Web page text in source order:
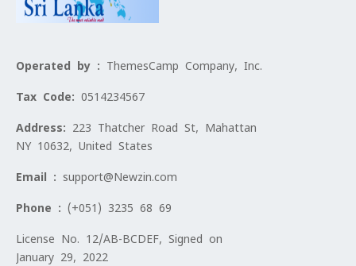
Operated by : ThemesCamp Company, Inc.
Tax Code: 0514234567
Address: 223 Thatcher Road St, Mahattan
NY 10632, United States
Email : support@Newzin.com
Phone : (+051) 3235 68 69
License No. 12/AB-BCDEF, Signed on
January 29, 2022